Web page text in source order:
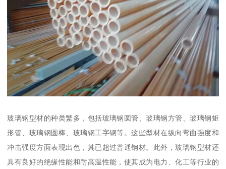
玻璃钢型材的种类繁多，包括玻璃钢圆管、玻璃钢方管、玻璃钢矩
形管、玻璃钢圆棒、玻璃钢工字钢等。这些型材在纵向弯曲强度和
冲击强度方面表现出色，其已超过普通钢材。此外，玻璃钢型材还
具有良好的绝缘性能和耐高温性能，使其成为电力、化工等行业的